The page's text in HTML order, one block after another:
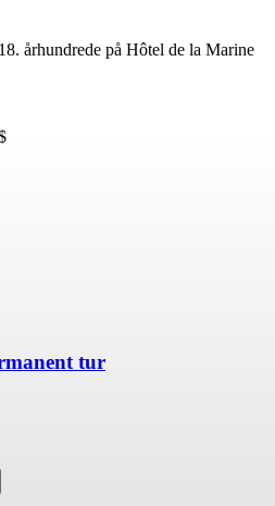
århundrede på Hôtel de la Marine
tur